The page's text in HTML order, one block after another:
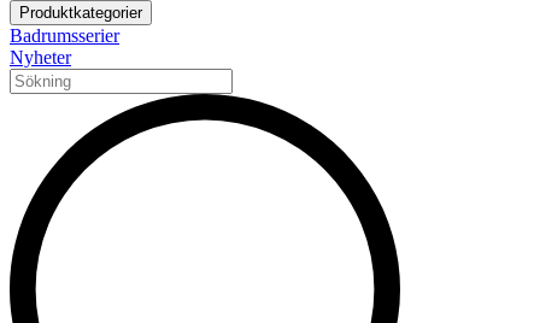
Produktkategorier
Badrumsserier
Nyheter